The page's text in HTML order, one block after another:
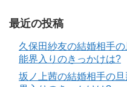
最近の投稿
久保田紗友の結婚相手
能界入りのきっかけは?
坂ノ上茜の結婚相手の